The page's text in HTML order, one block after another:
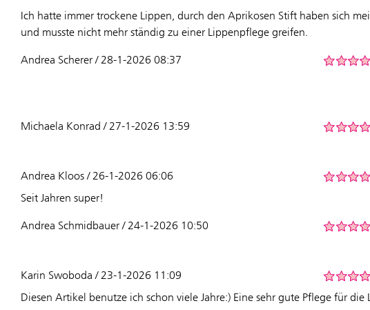
Ich hatte immer trockene Lippen, durch den Aprikosen Stift haben sich
und musste nicht mehr ständig zu einer Lippenpflege greifen.
Andrea Scherer / 28-1-2026 08:37
Michaela Konrad / 27-1-2026 13:59
Andrea Kloos / 26-1-2026 06:06
Seit Jahren super!
Andrea Schmidbauer / 24-1-2026 10:50
Karin Swoboda / 23-1-2026 11:09
Diesen Artikel benutze ich schon viele Jahre:) Eine sehr gute Pflege für die